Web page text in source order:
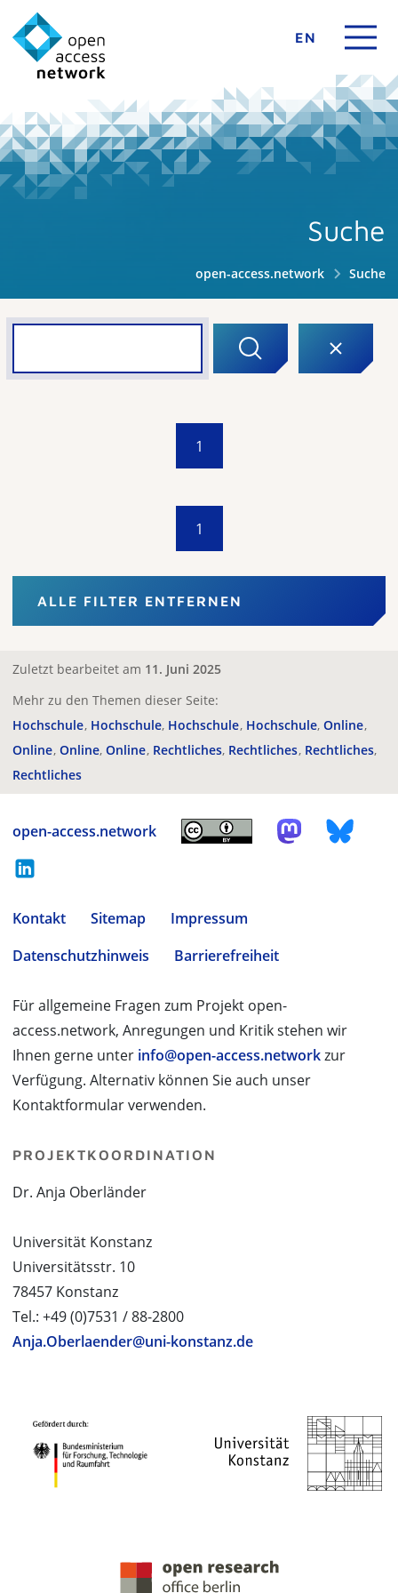
EN
Suche
open-access.network Suche
1
1
ALLE FILTER ENTFERNEN
Zuletzt bearbeitet am 11. Juni 2025
Mehr zu den Themen dieser Seite:
Hochschule Hochschule Hochschule Hochschule Online
Online Online Online Rechtliches Rechtliches Rechtliches
Rechtliches
open-access.network
Kontakt Sitemap
Impressum
Datenschutzhinweis
Barrierefreiheit
Für allgemeine Fragen zum Projekt open-
access.network, Anregungen und Kritik stehen wir
Ihnen gerne unter info@open-access.networkzur
Verfügung. Alternativ können Sie auch unser
Kontaktformular verwenden.
PROJEKTKOORDINATION
Dr. Anja Oberländer
Universität Konstanz
Universitätsstr. 10
78457 Konstanz
Tel.: +49 (0)7531 / 88-2800
Anja.Oberlaender@uni-konstanz.de